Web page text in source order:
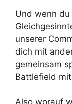
Und wenn
unserer
dich mit
gemeinsam
Battlefield
Also worauf